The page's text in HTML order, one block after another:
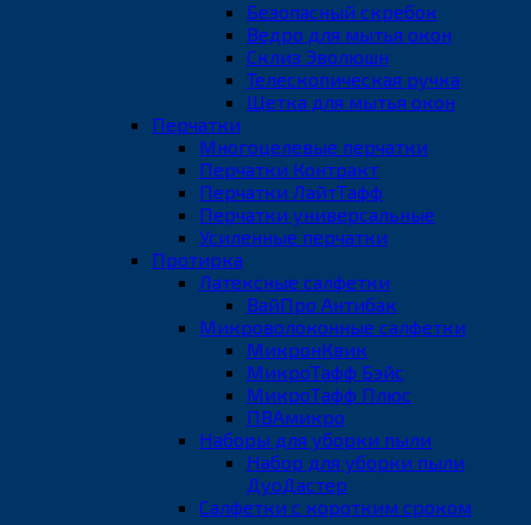
Безопасный скребок
Ведро для мытья окон
Склиз Эволюшн
Телескопическая ручка
Щетка для мытья окон
Перчатки
Многоцелевые перчатки
Перчатки Контракт
Перчатки ЛайтТафф
Перчатки универсальные
Усиленные перчатки
Протирка
Латексные салфетки
ВайПро Антибак
Микроволоконные салфетки
МикронКвик
МикроТафф Бэйс
МикроТафф Плюс
ПВАмикро
Наборы для уборки пыли
Набор для уборки пыли
ДуоДастер
Салфетки с коротким сроком